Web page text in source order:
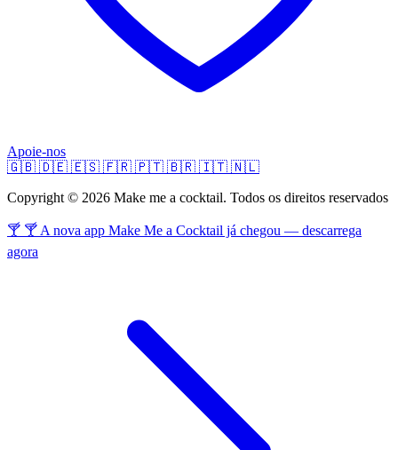
Apoie-nos
🇬🇧 🇩🇪 🇪🇸 🇫🇷 🇵🇹 🇧🇷 🇮🇹 🇳🇱
Copyright © 2026 Make me a cocktail. Todos os direitos reservados
🍸 🍸 A nova app Make Me a Cocktail já chegou — descarrega
agora